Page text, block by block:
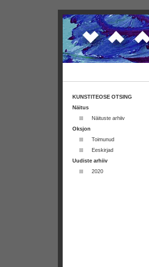
KUNSTITEOSE OTSING
Näitus
Näituste arhiiv
Oksjon
Toimunud
Eeskirjad
Uudiste arhiiv
2020